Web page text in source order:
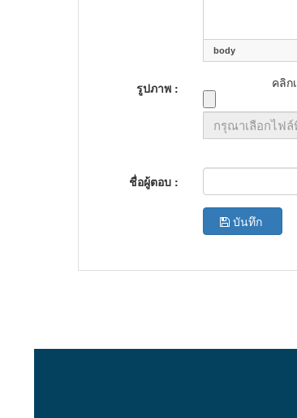
body
รูปภาพ : คลิก
ชื่อผู้ตอบ :
บันทึก